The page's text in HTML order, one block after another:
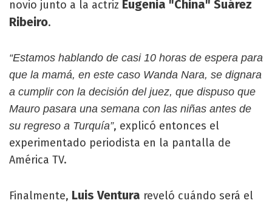
novio junto a la actriz Eugenia "China" Suárez
Ribeiro.
“Estamos hablando de casi 10 horas de espera para
que la mamá, en este caso Wanda Nara, se dignara
a cumplir con la decisión del juez, que dispuso que
Mauro pasara una semana con las niñas antes de
su regreso a Turquía”, explicó entonces el
experimentado periodista en la pantalla de
América TV.
Finalmente, Luis Ventura reveló cuándo será el